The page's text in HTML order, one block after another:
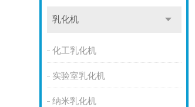
乳化机
化工乳化机
实验室乳化机
纳米乳化机